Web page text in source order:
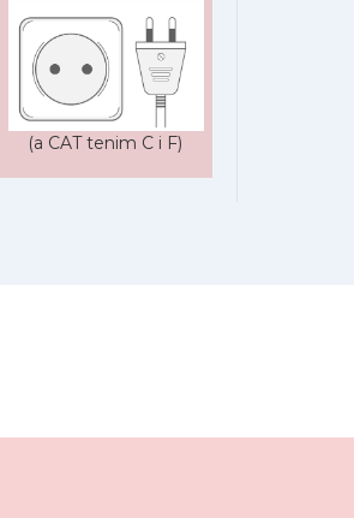
(a CAT tenim C i F)